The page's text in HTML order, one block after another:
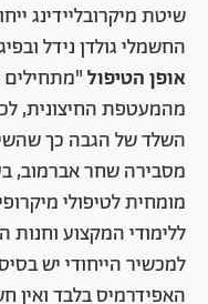
שיטת מיקרובליידינג
החשמלי גולדן נידל
אופן הטיפול"מתחילים
מהמעטפת החיצונית,
השלד של הגבה כך
מסבירה שחר אברמוב,
מומחית לטיפולי
ללימודי המקצוע
למכשיר הייחודי יש
האפידרמיס בלבד ואין